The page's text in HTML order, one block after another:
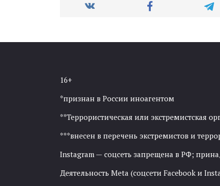
16+
*признан в России иноагентом
**Террористическая или экстремистская
***внесен в перечень экстремистов и
Instagram — соцсеть запрещена в РФ;
Деятельность Meta (соцсети Facebook и